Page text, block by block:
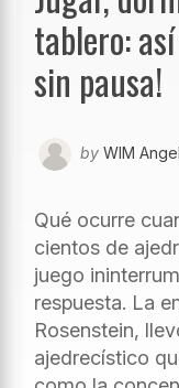
tablero:
sin pausa!
by WIM
Qué ocurre
cientos de
juego
respuesta. La
Rosenstein,
ajedrecístico